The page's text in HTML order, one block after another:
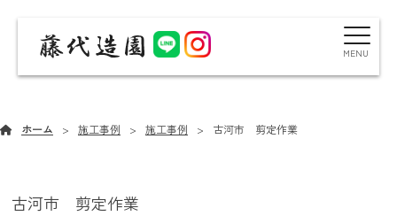
MENU
ホーム 施工事例 施工事例 古河市 剪定作業
古河市 剪定作業